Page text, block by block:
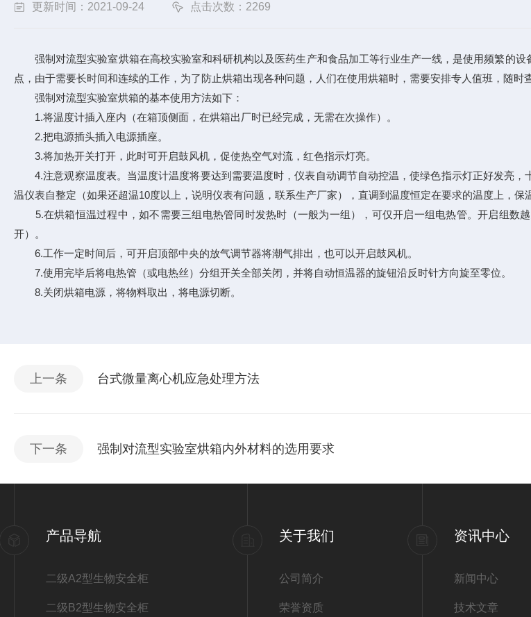
更新时间：2021-09-24 点击次数：2269
强制对流型实验室烘箱在高校实验室和科研机构以及医药生产和食品加工等行业生产一线，是使用频繁的
点，由于需要长时间和连续的工作，为了防止烘箱出现各种问题，人们在使用烘箱时，需要安排专人值班，随
强制对流型实验室烘箱的基本使用方法如下：
1.将温度计插入座内（在箱顶侧面，在烘箱出厂时已经完成，无需在次操作）。
2.把电源插头插入电源插座。
3.将加热开关打开，此时可开启鼓风机，促使热空气对流，红色指示灯亮。
4.注意观察温度表。当温度计温度将要达到需要温度时，仪表自动调节自动控温，使绿色指示灯正好发亮
温仪表自整定（如果还超温10度以上，说明仪表有问题，联系生产厂家），直调到温度恒定在要求的温度上，保
5.在烘箱恒温过程中，如不需要三组电热管同时发热时（一般为一组），可仅开启一组电热管。开启组数
开）。
6.工作一定时间后，可开启顶部中央的放气调节器将潮气排出，也可以开启鼓风机。
7.使用完毕后将电热管（或电热丝）分组开关全部关闭，并将自动恒温器的旋钮沿反时针方向旋至零位。
8.关闭烘箱电源，将物料取出，将电源切断。
上一条 台式微量离心机应急处理方法
下一条 强制对流型实验室烘箱内外材料的选用要求
产品导航
二级A2型生物安全柜
二级B2型生物安全柜
关于我们
公司简介
荣誉资质
资讯中心
新闻中心
技术文章